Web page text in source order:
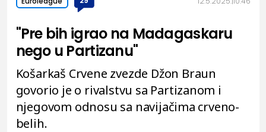
"Pre bih igrao na Madagaskaru
nego u Partizanu"
Košarkaš Crvene zvezde Džon Braun
govorio je o rivalstvu sa Partizanom i
njegovom odnosu sa navijačima crveno-
belih.